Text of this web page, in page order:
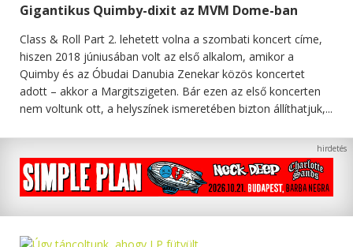
Gigantikus Quimby-dixit az MVM Dome-ban
Class & Roll Part 2. lehetett volna a szombati koncert címe,
hiszen 2018 júniusában volt az első alkalom, amikor a
Quimby és az Óbudai Danubia Zenekar közös koncertet
adott – akkor a Margitszigeten. Bár ezen az első koncerten
nem voltunk ott, a helyszínek ismeretében bizton állíthatjuk,...